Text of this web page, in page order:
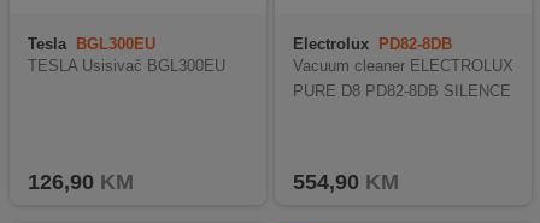
Tesla
BGL300EU
TESLA Usisivač BGL300EU
126,90 KM
Electrolux
PD82-8DB
Vacuum cleaner ELECTROLUX
PURE D8 PD82-8DB SILENCE
554,90 KM